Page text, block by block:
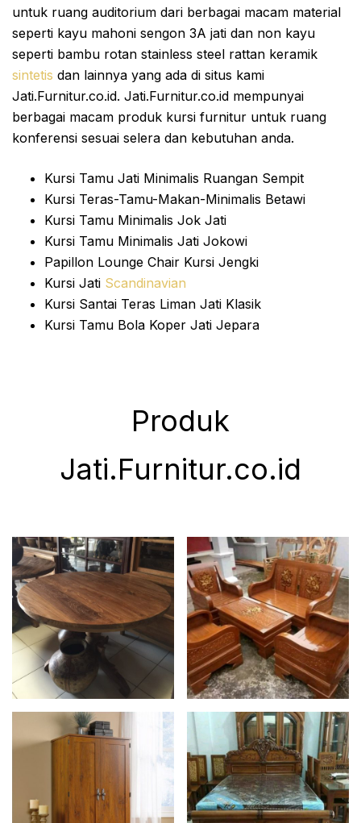
untuk ruang auditorium dari berbagai macam material
seperti kayu mahoni sengon 3A jati dan non kayu
seperti bambu rotan stainless steel rattan keramik
sintetis dan lainnya yang ada di situs kami
Jati.Furnitur.co.id. Jati.Furnitur.co.id mempunyai
berbagai macam produk kursi furnitur untuk ruang
konferensi sesuai selera dan kebutuhan anda.
Kursi Tamu Jati Minimalis Ruangan Sempit
Kursi Teras-Tamu-Makan-Minimalis Betawi
Kursi Tamu Minimalis Jok Jati
Kursi Tamu Minimalis Jati Jokowi
Papillon Lounge Chair Kursi Jengki
Kursi Jati Scandinavian
Kursi Santai Teras Liman Jati Klasik
Kursi Tamu Bola Koper Jati Jepara
Produk
Jati.Furnitur.co.id